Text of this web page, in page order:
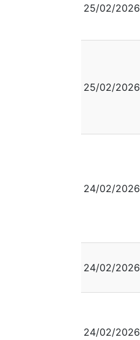
25/02/2026
25/02/2026
24/02/2026
24/02/2026
24/02/2026